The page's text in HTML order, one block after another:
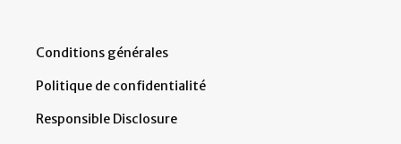
Conditions générales
Politique de confidentialité
Responsible Disclosure